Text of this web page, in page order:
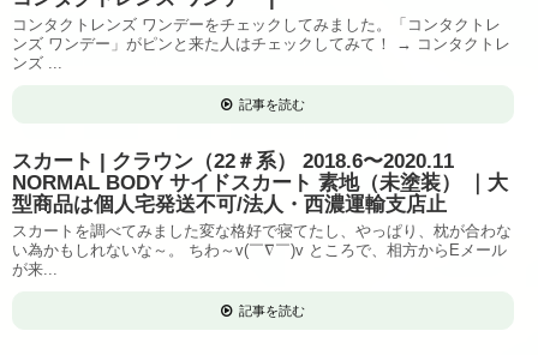
コンタクトレンズ ワンデーをチェックしてみました。「コンタクトレ
ンズ ワンデー」がピンと来た人はチェックしてみて！ → コンタクトレ
ンズ ...
記事を読む
スカート | クラウン（22＃系） 2018.6〜2020.11
NORMAL BODY サイドスカート 素地（未塗装） ｜大
型商品は個人宅発送不可/法人・西濃運輸支店止
スカートを調べてみました変な格好で寝てたし、やっぱり、枕が合わな
い為かもしれないな～。 ちわ～v(￣∇￣)v ところで、相方からEメール
が来...
記事を読む